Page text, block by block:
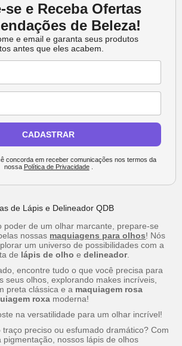
se e Receba Ofertas
de Beleza!
e email e garanta seus produtos
antes que eles acabem.
CADASTRAR
concorda em receber comunicações nos termos da
nossa Política de Privacidade.
de Lápis e Delineador QDB
poder de um olhar marcante, prepare-se
nossas maquiagens para olhos! Nós
um universo de possibilidades com a
de lápis de olho edelineador.
encontre tudo o que você precisa para
seus olhos, explorando makes incríveis,
preta clássica e a maquiagem rosa
roxa moderna!
na versatilidade para um olhar incrível!
traço preciso ou esfumado dramático? Com
pigmentação, nossos lápis de olhos